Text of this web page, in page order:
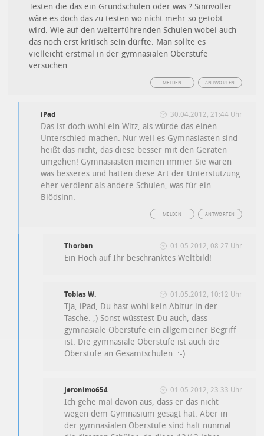
Testen die das ein Grundschulen oder was ? Sinnvoller
wäre es doch das zu testen wo nicht mehr so getobt
wird. Wie auf den weiterführenden Schulen wobei auch
das noch erst kritisch sein dürfte. Man sollte es
vielleicht erstmal in der gymnasialen Oberstufe
versuchen.
ANTWORTEN
MELDEN
iPad 30.04.2012, 21:44 Uhr
Das ist doch wohl ein Witz, als würde das einen
Unterschied machen. Nur weil es Gymnasiasten sind
heißt das nicht, das diese besser mit den Geräten
umgehen! Gymnasiasten meinen immer Sie wären
was besseres und hätten diese Art der Unterstützung
eher verdient als andere Schulen, was für ein
Blödsinn.
ANTWORTEN
MELDEN
Thorben 01.05.2012, 08:27 Uhr
Ein Hoch auf Ihr beschränktes Weltbild!
Tobias W. 01.05.2012, 10:12 Uhr
Tja, iPad, Du hast wohl kein Abitur in der
Tasche. ;) Sonst wüsstest Du auch, dass
gymnasiale Oberstufe ein allgemeiner Begriff
ist. Die gymnasiale Oberstufe ist auch die
Oberstufe an Gesamtschulen. :-)
Jeronimo654 01.05.2012, 23:33 Uhr
Ich gehe mal davon aus, dass er das nicht
wegen dem Gymnasium gesagt hat. Aber in
der gymnasialen Oberstufe sind halt nunmal